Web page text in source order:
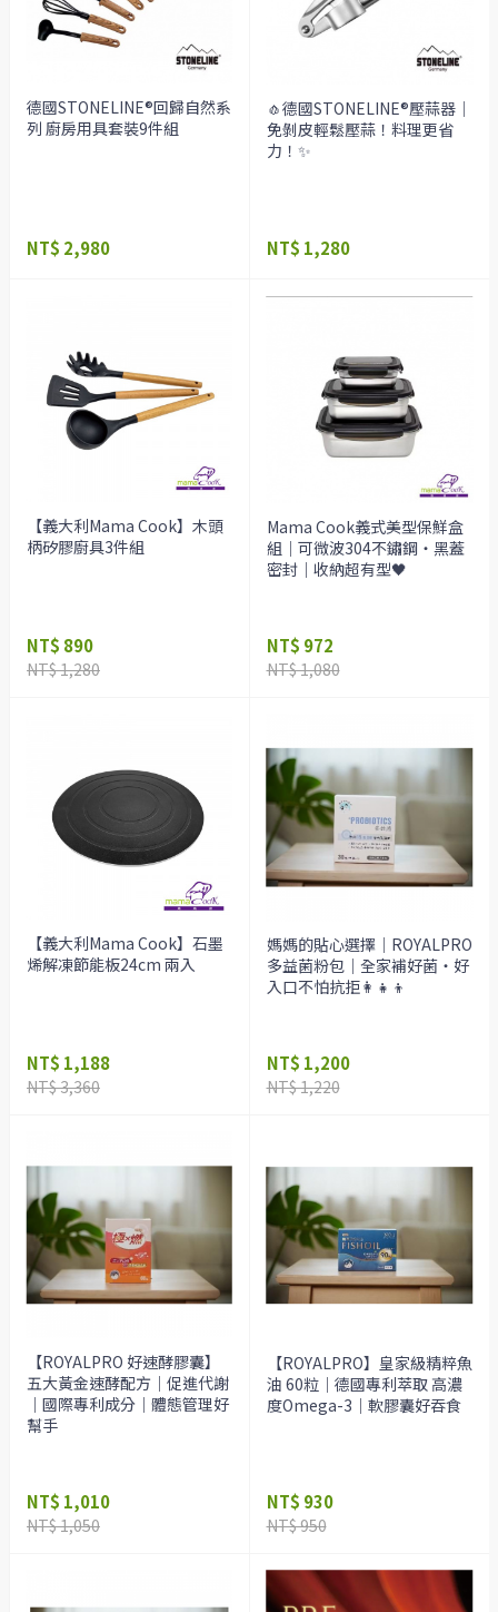
德國STONELINE®回歸自然系
列 廚房用具套裝9件組
NT$ 2,980
🧄德國STONELINE®壓蒜器｜
免剝皮輕鬆壓蒜！料理更省
力！✨
NT$ 1,280
【義大利Mama Cook】木頭
柄矽膠廚具3件組
NT$ 890
NT$ 1,280
Mama Cook義式美型保鮮盒
組｜可微波304不鏽鋼・黑蓋
密封｜收納超有型🖤
NT$ 972
NT$ 1,080
【義大利Mama Cook】石墨
烯解凍節能板24cm 兩入
NT$ 1,188
NT$ 3,360
媽媽的貼心選擇｜ROYALPRO
多益菌粉包｜全家補好菌・好
入口不怕抗拒👩‍👧‍👦
NT$ 1,200
NT$ 1,220
【ROYALPRO 好速酵膠囊】
五大黃金速酵配方｜促進代謝
｜國際專利成分｜體態管理好
幫手
NT$ 1,010
NT$ 1,050
【ROYALPRO】皇家級精粹魚
油 60粒｜德國專利萃取 高濃
度Omega-3｜軟膠囊好吞食
NT$ 930
NT$ 950